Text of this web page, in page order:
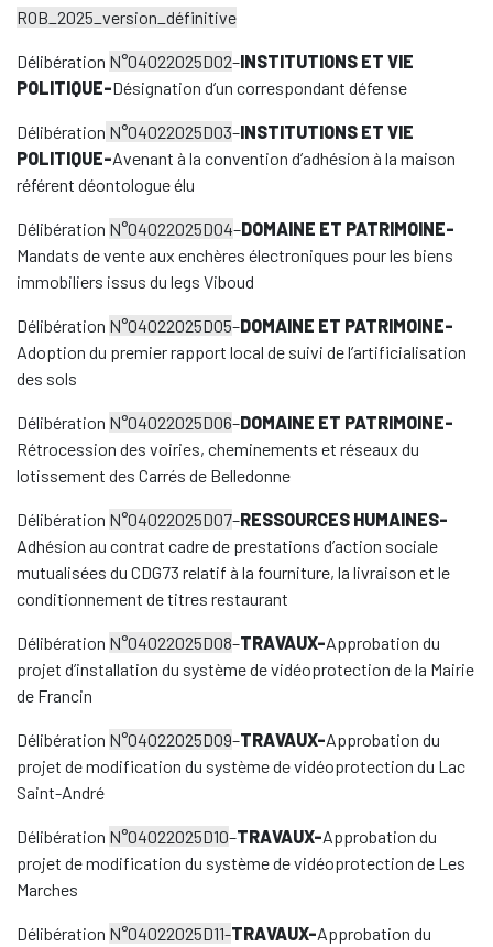
ROB_2025_version_définitive
Délibération N°04022025D02–INSTITUTIONS ET VIE
POLITIQUE-Désignation d’un correspondant défense
Délibération N°04022025D03–INSTITUTIONS ET VIE
POLITIQUE-Avenant à la convention d’adhésion à la maison
référent déontologue élu
Délibération N°04022025D04–DOMAINE ET PATRIMOINE-
Mandats de vente aux enchères électroniques pour les biens
immobiliers issus du legs Viboud
Délibération N°04022025D05–DOMAINE ET PATRIMOINE-
Adoption du premier rapport local de suivi de l’artificialisation
des sols
Délibération N°04022025D06–DOMAINE ET PATRIMOINE-
Rétrocession des voiries, cheminements et réseaux du
lotissement des Carrés de Belledonne
Délibération N°04022025D07–RESSOURCES HUMAINES-
Adhésion au contrat cadre de prestations d’action sociale
mutualisées du CDG73 relatif à la fourniture, la livraison et le
conditionnement de titres restaurant
Délibération N°04022025D08–TRAVAUX-Approbation du
projet d’installation du système de vidéoprotection de la Mairie
de Francin
Délibération N°04022025D09–TRAVAUX-Approbation du
projet de modification du système de vidéoprotection du Lac
Saint-André
Délibération N°04022025D10–TRAVAUX-Approbation du
projet de modification du système de vidéoprotection de Les
Marches
Délibération N°04022025D11-TRAVAUX-Approbation du